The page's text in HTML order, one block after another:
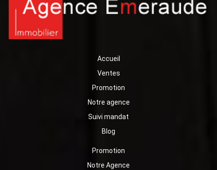
Accueil
Ventes
Promotion
Notre agence
Suivi mandat
Blog
Promotion
Notre Agence